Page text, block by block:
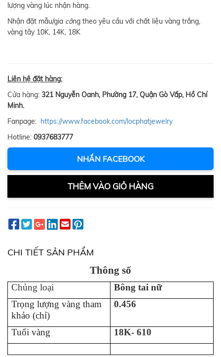
lượng vàng lúc nhận hàng.
Nhận đặt mẫu/gia công theo yêu cầu với chất liệu vàng trắng,
vàng tây 10K, 14K, 18K
Liên hệ đặt hàng:
Cửa hàng: 321 Nguyễn Oanh, Phường 17, Quận Gò Vấp, Hồ Chí
Minh.
Fanpage: https://www.facebook.com/locphatjewelry
Hotline: 0937683777
NHẮN FACEBOOK
THÊM VÀO GIỎ HÀNG
CHI TIẾT SẢN PHẨM
Thông số
Chủng loại Bông tai nữ
Trọng lượng vàng tham
khảo (chỉ)
0.456
Tuổi vàng 18K- 610